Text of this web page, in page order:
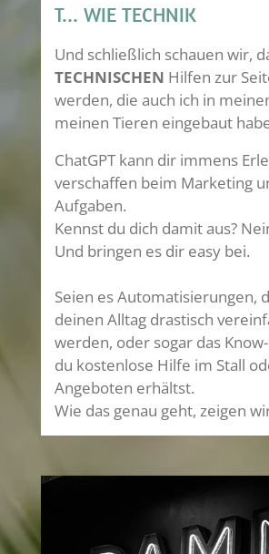
T... WIE TECHNIK
Und schließlich schauen wir,
TECHNISCHEN Hilfen zur
werden, die auch ich in
meinen Tieren eingebaut
ChatGPT kann dir immens
verschaffen beim Marketing
Aufgaben.
Kennst du dich damit aus?
Und bringen es dir easy bei.
Seien es Automatisierungen,
deinen Alltag drastisch
werden, oder sogar das
du kostenlose Hilfe im Stall
Angeboten erhältst.
Wie das genau geht, zeigen